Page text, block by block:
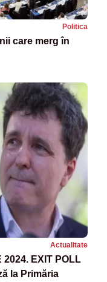
Politica
care merg în
Actualitate
2024. EXIT POLL
la Primăria